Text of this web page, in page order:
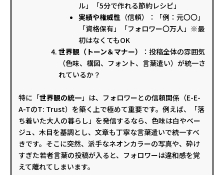
ル」「5分で作れる節約レシピ」
実績や権威性（信頼）：「例：元〇〇」
「資格保有」「フォロワー〇万人」※最
初はなくてもOK
世界観（トーン＆マナー）
：投稿全体の雰囲気
（色味、構図、フォント、言葉遣い）が統一さ
れているか？
特に「世界観の統一」は、フォロワーとの信頼関係（E-E-
A-TのT: Trust）を築く上で極めて重要です。例えば、「落
ち着いた大人の暮らし」を発信するなら、色味は白やベー
ジュ、木目を基調とし、文章も丁寧な言葉遣いで統一すべ
きです。そこに突然、派手なネオンカラーの写真や、砕け
すぎた若者言葉の投稿が入ると、フォロワーは違和感を覚
えて離れてしまいます。